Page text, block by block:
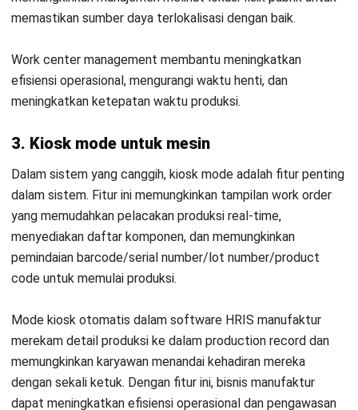
MANUFACTURING
Prinsip, dan Cara Implementasinya
Irga Afghani- 21/04/2026
MANUFACTURING
Computer Aided Manufacturing: